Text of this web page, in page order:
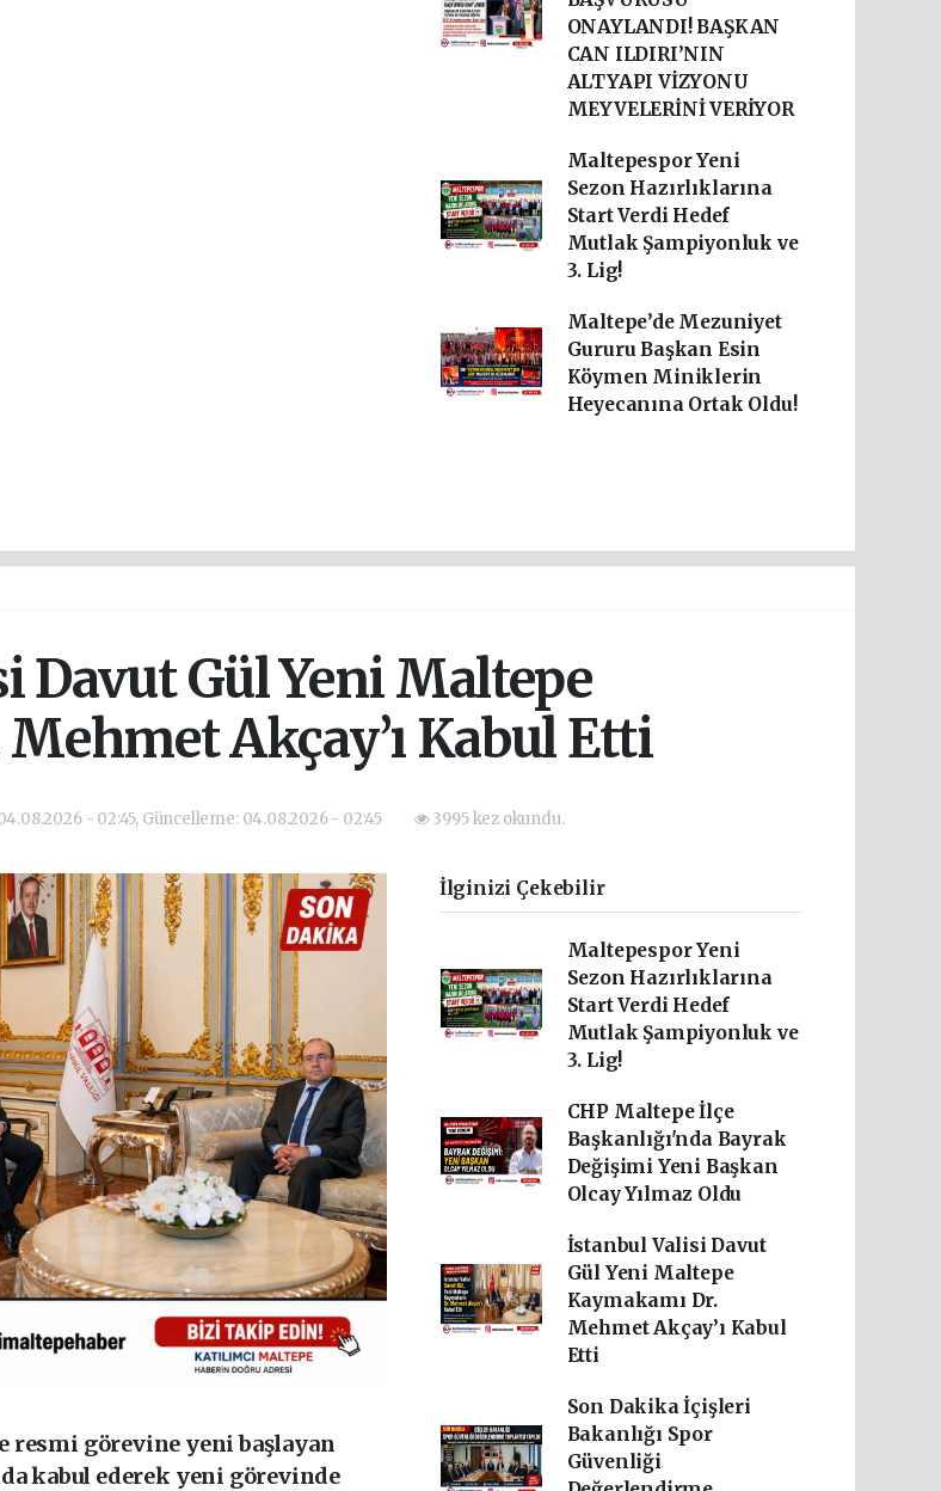
ONAYLANDI! BAŞKAN
CAN ILDIRI’NIN
ALTYAPI VİZYONU
MEYVELERİNİ VERİYOR
Maltepespor Yeni
Sezon Hazırlıklarına
Start Verdi Hedef
Mutlak Şampiyonluk ve
3. Lig!
Maltepe’de Mezuniyet
Gururu Başkan Esin
Köymen Miniklerin
Heyecanına Ortak Oldu!
Davut Gül Yeni Maltepe
Akçay’ı Kabul Etti
- 02:45, Güncelleme: 04.08.2026 - 02:45 3995 kez okundu.
resmi görevine yeni başlayan
kabul ederek yeni görevinde
İlginizi Çekebilir
Maltepespor Yeni
Sezon Hazırlıklarına
Start Verdi Hedef
Mutlak Şampiyonluk ve
3. Lig!
CHP Maltepe İlçe
Başkanlığı'nda Bayrak
Değişimi Yeni Başkan
Olcay Yılmaz Oldu
İstanbul Valisi Davut
Gül Yeni Maltepe
Kaymakamı Dr.
Mehmet Akçay’ı Kabul
Etti
Son Dakika İçişleri
Bakanlığı Spor
Güvenliği